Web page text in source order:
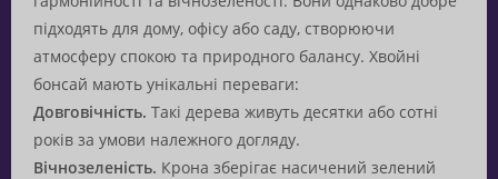
підходять для дому, офісу або саду, створюючи
атмосферу спокою та природного балансу. Хвойні
бонсай мають унікальні переваги:
Довговічність. Такі дерева живуть десятки або сотні
років за умови належного догляду.
Вічнозеленість. Крона зберігає насичений зелений